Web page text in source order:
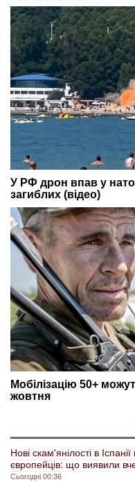
Нові скам'янілості в
європейців: що виявили
Сьогодні 00:36